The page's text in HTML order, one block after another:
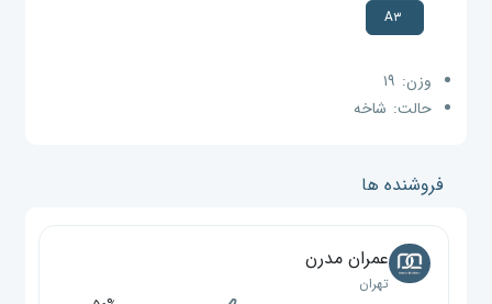
A۳
وزن: ۱۹
حالت: شاخه
فروشنده ها
عمران مدرن
تهران